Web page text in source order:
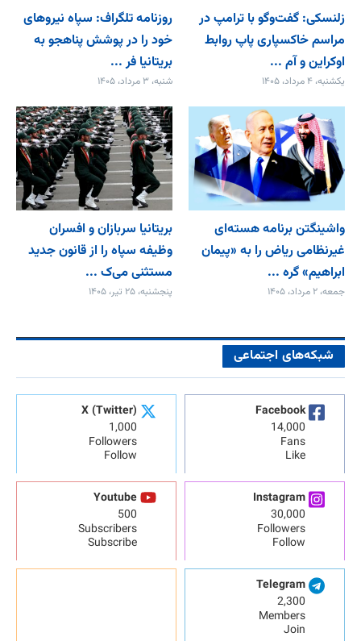
زلنسکی: گفت‌وگو با ترامپ در
مراسم خاکسپاری پاپ روابط
اوکراین و آم ...
یکشنبه، ۴ مرداد، ۱۴۰۵
روزنامه تلگراف: سپاه نیروهای
خود را در پوشش پناهجو به
بریتانیا فر ...
شنبه، ۳ مرداد، ۱۴۰۵
واشینگتن برنامه هسته‌ای
غیرنظامی ریاض را به «پیمان‌
ابراهیم» گره ...
جمعه، ۲ مرداد، ۱۴۰۵
بریتانیا سربازان و افسران
وظیفه سپاه را از قانون جدید
مستثنی می‌ک ...
پنجشنبه، ۲۵ تیر، ۱۴۰۵
شبکه‌های اجتماعی
Facebook
14,000
Fans
Like
X (Twitter)
1,000
Followers
Follow
Instagram
30,000
Followers
Follow
Youtube
500
Subscribers
Subscribe
Telegram
2,300
Members
Join